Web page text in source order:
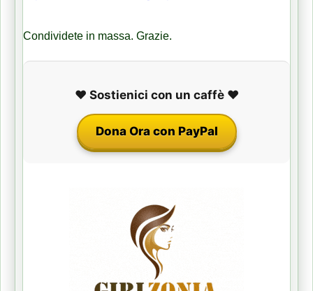
Condividete in massa. Grazie.
❤️ Sostienici con un caffè ❤️
Dona Ora con PayPal